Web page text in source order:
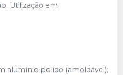
Utilização em
alumínio polido (amoldável);